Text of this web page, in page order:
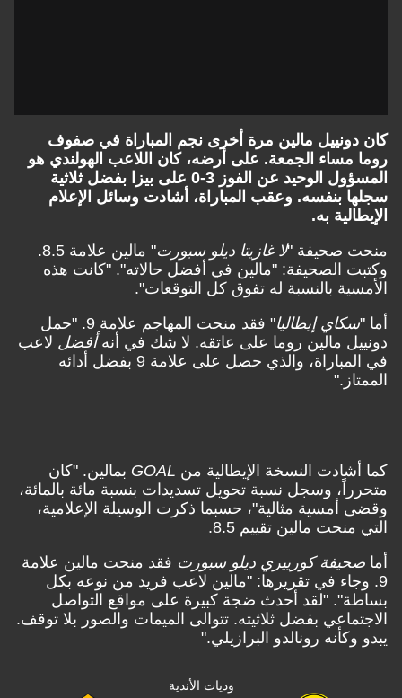
كان دونييل مالين مرة أخرى نجم المباراة في صفوف
روما مساء الجمعة. على أرضه، كان اللاعب الهولندي هو
المسؤول الوحيد عن الفوز 3-0 على بيزا بفضل ثلاثية
سجلها بنفسه. وعقب المباراة، أشادت وسائل الإعلام
الإيطالية به.
منحت صحيفة "لا غازيتا ديلو سبورت
" مالين علامة 8.5.
وكتبت الصحيفة: "مالين في أفضل حالاته". "كانت هذه
الأمسية بالنسبة له تفوق كل التوقعات".
أما "سكاي إيطاليا
" فقد منحت المهاجم علامة 9. "حمل
دونييل مالين روما على عاتقه. لا شك في أنهأفضل لاعب
في المباراة، والذي حصل على علامة 9 بفضل أدائه
الممتاز."
كما أشادت النسخة الإيطالية من GOAL بمالين. "كان
متحرراً، وسجل نسبة تحويل تسديدات بنسبة مائة بالمائة،
وقضى أمسية مثالية"، حسبما ذكرت الوسيلة الإعلامية،
التي منحت مالين تقييم 8.5.
أما صحيفة كورييري ديلو سبورت فقد منحت مالين علامة
9. وجاء في تقريرها: "مالين لاعب فريد من نوعه بكل
بساطة". "لقد أحدث ضجة كبيرة على مواقع التواصل
الاجتماعي بفضل ثلاثيته. تتوالى الميمات والصور بلا توقف.
يبدو وكأنه رونالدو البرازيلي."
وديات الأندية